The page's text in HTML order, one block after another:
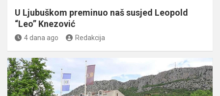
U Ljubuškom preminuo naš susjed Leopold
“Leo” Knezović
4 dana ago Redakcija